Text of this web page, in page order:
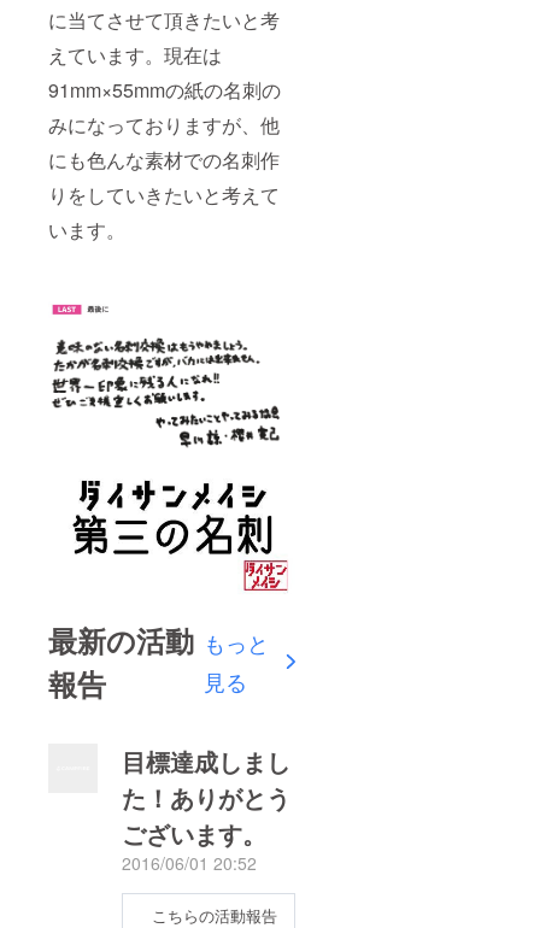
に当てさせて頂きたいと考
えています。現在は
91mm×55mmの紙の名刺の
みになっておりますが、他
にも色んな素材での名刺作
りをしていきたいと考えて
います。
最新の活動
報告
もっと
見る
目標達成しまし
た！ありがとう
ございます。
2016/06/01 20:52
こちらの活動報告